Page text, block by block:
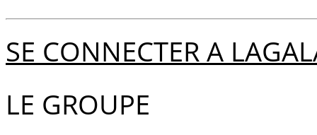
SE CONNECTER A
LE GROUPE